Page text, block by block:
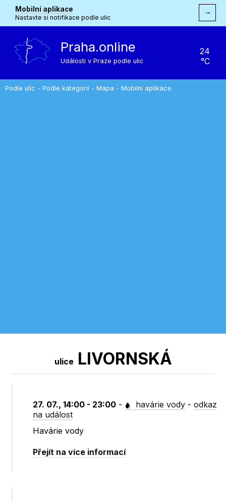
Mobilní aplikace
Nastavte si notifikace podle ulic
→
Praha.online
Události v Praze podle ulic
24
°C
Podle ulic - Podle kategorií - Mapa - Mobilní aplikace
uliceLIVORNSKÁ
27. 07., 14:00 - 23:00 - havárie vody -odkaz
na událost
Havárie vody
Přejít na více informací